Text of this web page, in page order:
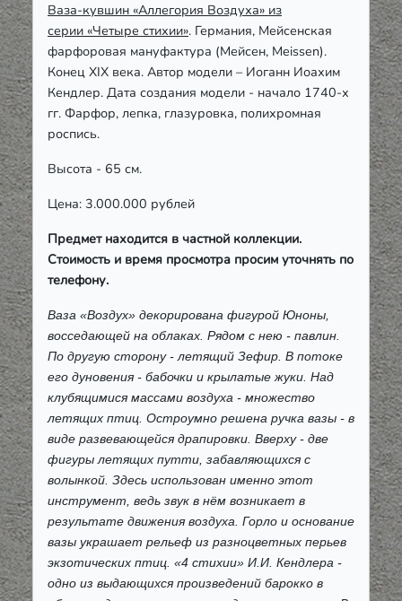
Ваза-кувшин «Аллегория Воздуха» из
серии «Четыре стихии». Германия, Мейсенская
фарфоровая мануфактура (Мейсен, Meissen).
Конец XIX века. Автор модели – Иоганн Иоахим
Кендлер. Дата создания модели - начало 1740-х
гг. Фарфор, лепка, глазуровка, полихромная
роспись.
Высота - 65 см.
Цена: 3.000.000 рублей
Предмет находится в частной коллекции.
Стоимость и время просмотра просим уточнять по
телефону.
Ваза «Воздух» декорирована фигурой Юноны,
восседающей на облаках. Рядом с нею - павлин.
По другую сторону - летящий Зефир. В потоке
его дуновения - бабочки и крылатые жуки. Над
клубящимися массами воздуха - множество
летящих птиц. Остроумно решена ручка вазы - в
виде развевающейся драпировки. Вверху - две
фигуры летящих путти, забавляющихся с
волынкой. Здесь использован именно этот
инструмент, ведь звук в нём возникает в
результате движения воздуха. Горло и основание
вазы украшает рельеф из разноцветных перьев
экзотических птиц. «4 стихии» И.И. Кендлера -
одно из выдающихся произведений барокко в